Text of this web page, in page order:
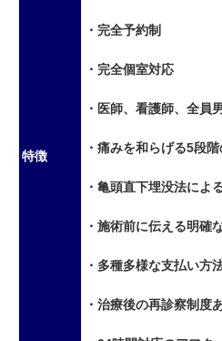
特徴
・完全予約制
・完全個室対応
・医師、看護師、全員
・痛みを和らげる5段
・亀頭直下埋没法によ
・施術前に伝える明確
・多種多様な支払い方
・治療後の再診察制度